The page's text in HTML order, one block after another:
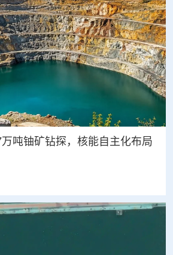
吨铀矿钻探，核能自主化布局